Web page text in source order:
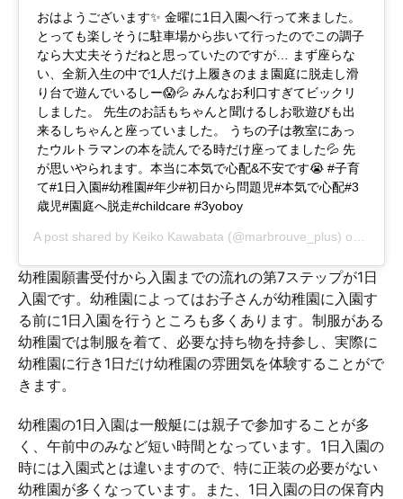
おはようございます✨ 金曜に1日入園へ行って来ました。
とっても楽しそうに駐車場から歩いて行ったのでこの調子
なら大丈夫そうだねと思っていたのですが… まず座らな
い、全新入生の中で1人だけ上履きのまま園庭に脱走し滑
り台で遊んでいるしー😱💦 みんなお利口すぎてビックリ
しました。 先生のお話もちゃんと聞けるしお歌遊びも出
来るしちゃんと座っていました。 うちの子は教室にあっ
たウルトラマンの本を読んでる時だけ座ってました💦 先
が思いやられます。本当に本気で心配&不安です😭 #子育
て#1日入園#幼稚園#年少#初日から問題児#本気で心配#3
歳児#園庭へ脱走#childcare #3yoboy
A post shared by Keiko Kawabata (@marbrouve_plus) on
幼稚園願書受付から入園までの流れの第7ステップが1日
入園です。幼稚園によってはお子さんが幼稚園に入園す
る前に1日入園を行うところも多くあります。制服がある
幼稚園では制服を着て、必要な持ち物を持参し、実際に
幼稚園に行き1日だけ幼稚園の雰囲気を体験することがで
きます。
幼稚園の1日入園は一般艇には親子で参加することが多
く、午前中のみなど短い時間となっています。1日入園の
時には入園式とは違いますので、特に正装の必要がない
幼稚園が多くなっています。また、1日入園の日の保育内